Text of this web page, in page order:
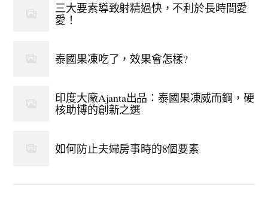
三大要素導致射精過快，不利於長時間愛
愛！
泰國果凍吃了，效果會怎樣?
印度大廠Ajanta出品：泰國果凍威而鋼，硬
核助博的創新之選
如何防止夫婦房事時的8個要素